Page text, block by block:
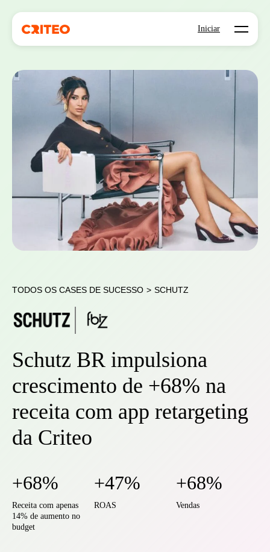
Iniciar Open
TODOS OS CASES DE SUCESSO > SCHUTZ
Schutz BR impulsiona
crescimento de +68% na
receita com app retargeting
da Criteo
+68%
Receita com apenas
14% de aumento no
budget
+47%
ROAS
+68%
Vendas